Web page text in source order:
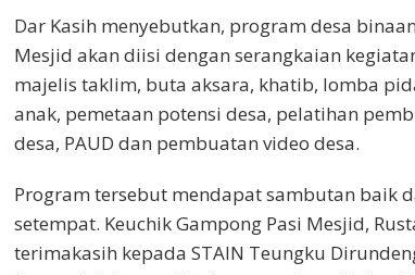
Dar Kasih menyebutkan, program desa
Mesjid akan diisi dengan serangkaian
majelis taklim, buta aksara, khatib, lomba
anak, pemetaan potensi desa, pelatihan
desa, PAUD dan pembuatan video desa.
Program tersebut mendapat sambutan baik
setempat. Keuchik Gampong Pasi Mesjid,
terimakasih kepada STAIN Teungku